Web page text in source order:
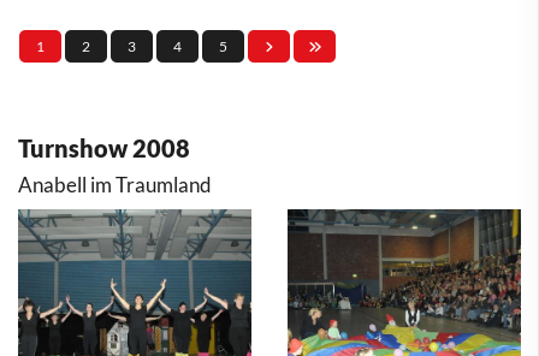
1 2 3 4 5
Turnshow 2008
Anabell im Traumland